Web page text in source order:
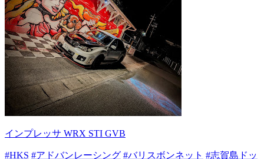
インプレッサ WRX STI GVB
#HKS #アドバンレーシング #バリスボンネット #志賀島ドッ